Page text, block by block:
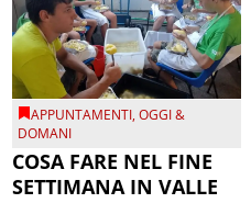
APPUNTAMENTI,OGGI &
DOMANI
COSA FARE NEL FINE
SETTIMANA IN VALLE